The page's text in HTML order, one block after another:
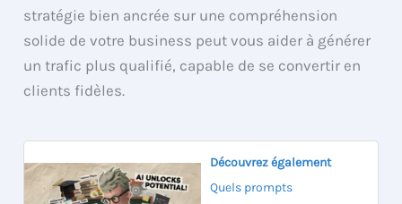
stratégie bien ancrée sur une compréhension
solide de votre business peut vous aider à générer
un trafic plus qualifié, capable de se convertir en
clients fidèles.
Découvrez également
Quels prompts